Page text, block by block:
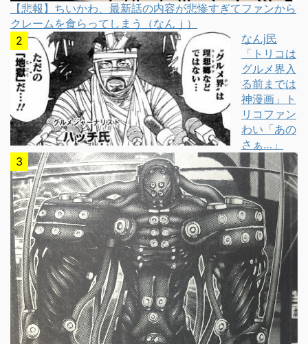
【悲報】ちいかわ、最新話の内容が悲惨すぎてファンから
クレームを食らってしまう（なんｊ）
なんj民
「トリコは
グルメ界入
る前までは
神漫画」ト
リコファン
わい「あの
さぁ…」